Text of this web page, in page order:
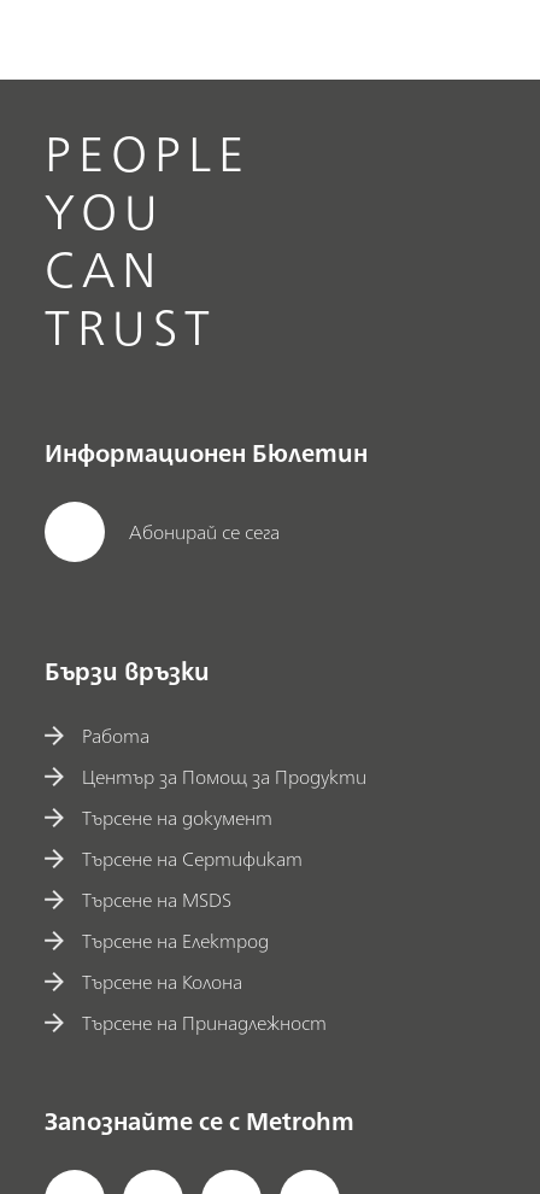
PEOPLE
YOU
CAN
TRUST
Информационен Бюлетин
Абонирай се сега
Бързи връзки
Работа
Център за Помощ за Продукти
Търсене на документ
Търсене на Сертификат
Търсене на MSDS
Търсене на Електрод
Търсене на Колона
Търсене на Принадлежност
Запознайте се с Metrohm